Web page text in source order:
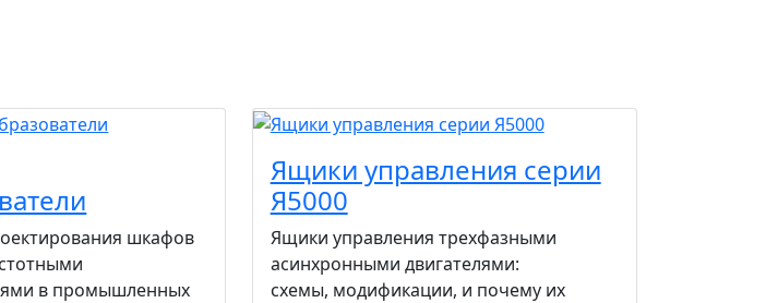
шкафов
в промышленных
Ящики управления серии
Я5000
Ящики управления трехфазными
асинхронными двигателями:
схемы, модификации, и почему их